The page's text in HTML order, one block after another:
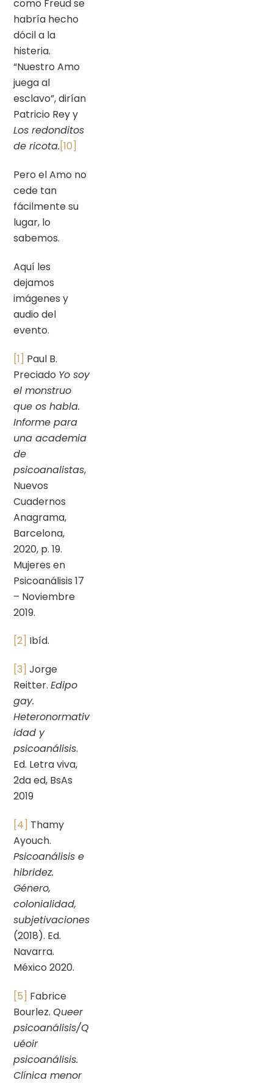
como Freud se
habría hecho
dócil a la
histeria.
“Nuestro Amo
juega al
esclavo”, dirían
Patricio Rey y
Los redonditos
de ricota.[10]
Pero el Amo no
cede tan
fácilmente su
lugar, lo
sabemos.
Aquí les
dejamos
imágenes y
audio del
evento.
[1] Paul B.
Preciado Yo soy
el monstruo
que os habla.
Informe para
una academia
de
psicoanalistas,
Nuevos
Cuadernos
Anagrama,
Barcelona,
2020, p. 19.
Mujeres en
Psicoanálisis 17
– Noviembre
2019.
[2] Ibíd.
[3] Jorge
Reitter.Edipo
gay.
Heteronormativ
idad y
psicoanálisis.
Ed. Letra viva,
2da ed, BsAs
2019
[4] Thamy
Ayouch.
Psicoanálisis e
hibridez.
Género,
colonialidad,
subjetivaciones
(2018). Ed.
Navarra.
México 2020.
[5] Fabrice
Bourlez.Queer
psicoanálisis/Q
uéoir
psicoanálisis.
Clínica menor